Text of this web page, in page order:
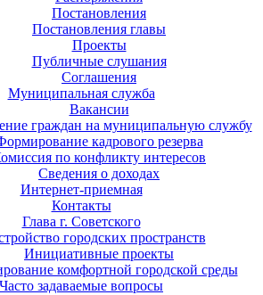
Постановления
Постановления главы
Проекты
Публичные слушания
Соглашения
Муниципальная служба
Вакансии
граждан на муниципальную службу
кадрового резерва
по конфликту интересов
Сведения о доходах
Интернет-приемная
Контакты
Глава г. Советского
городских пространств
Инициативные проекты
комфортной городской среды
Часто задаваемые вопросы